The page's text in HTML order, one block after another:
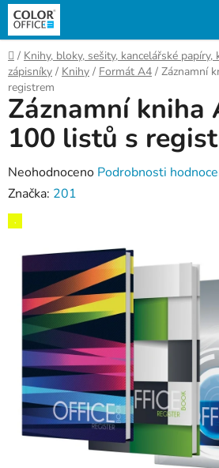
Přejít
obsah
Domů
/ Knihy, bloky, sešity, kancelářské
zápisníky / Knihy / Formát A4 / Záznamní
registrem
Záznamní kniha
100 listů s
Průměrné
hodnocení
produktu
0,0
hvězdiček.
Neohodnoceno Podrobnosti
Značka: 201
,